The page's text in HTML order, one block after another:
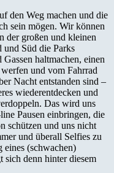
den Weg machen und die
sein mögen. Wir können
der großen und kleinen
und Süd die Parks
haltmachen, einen
und vom Fahrrad
Nacht entstanden sind –
wiederentdecken und
Das wird uns
Pausen einbringen, die
schützen und uns nicht
und überall Selfies zu
eines (schwachen)
sich denn hinter diesem